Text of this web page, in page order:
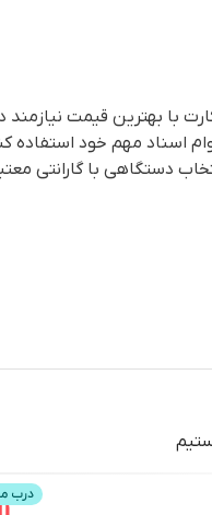
با بهترین قیمت نیازمند
اسناد مهم خود استفاده
دستگاهی با گارانتی